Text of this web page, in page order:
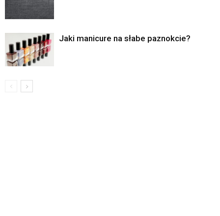
Jaki manicure na słabe paznokcie?